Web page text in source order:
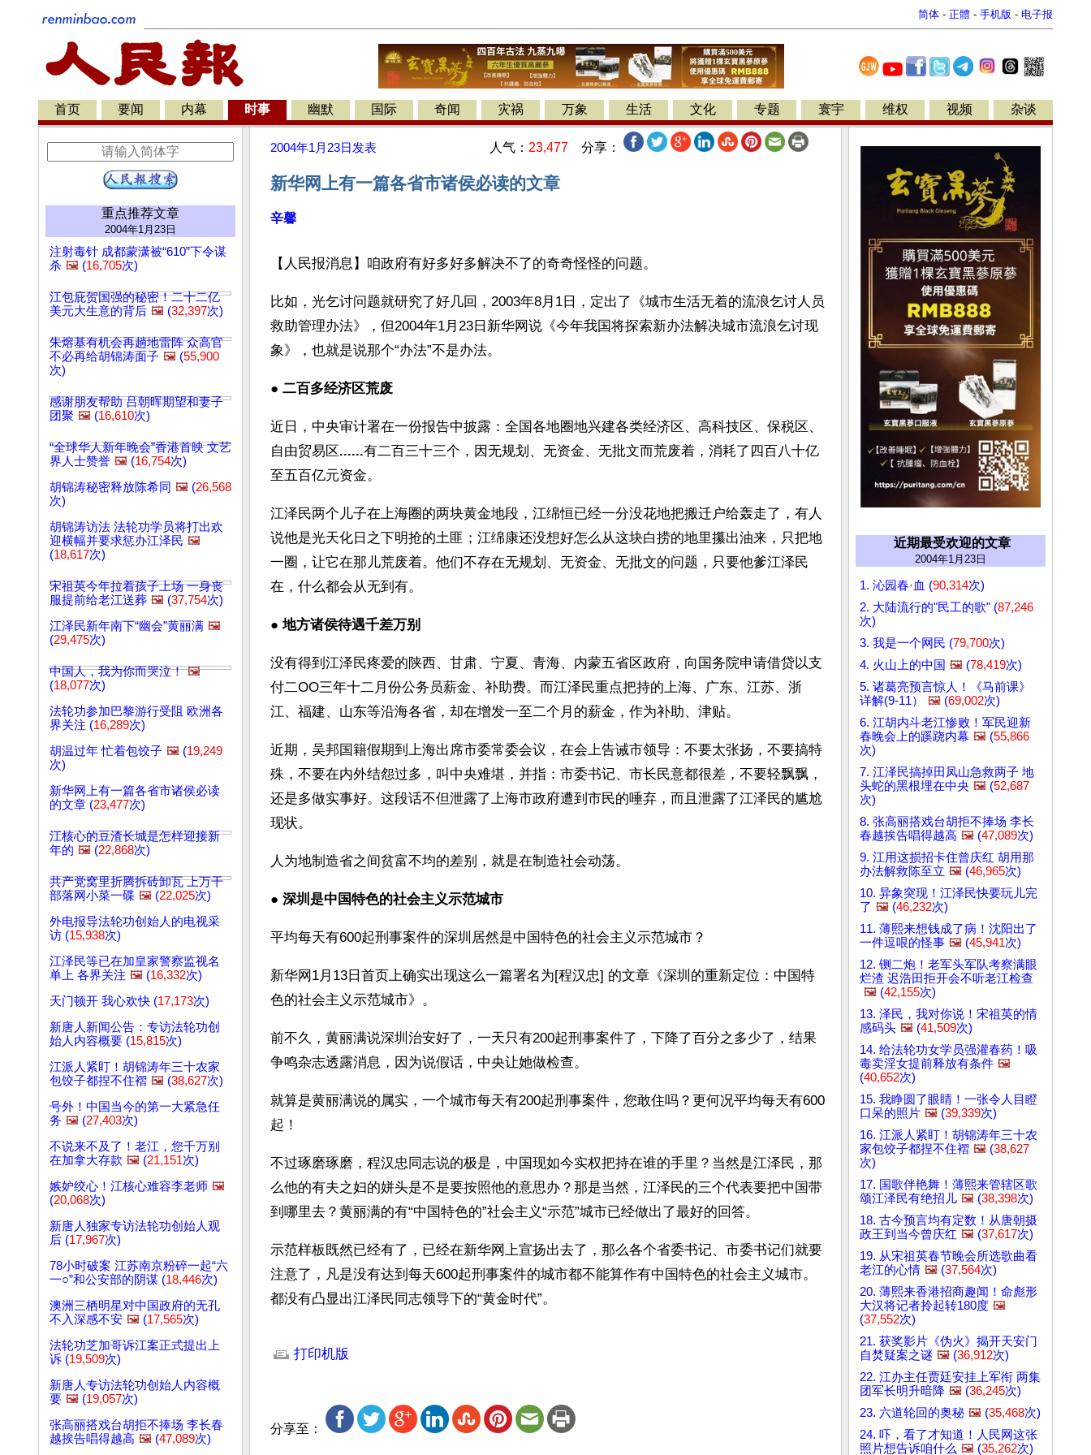
简体 - 正體 - 手机版 - 电子报
首页 要闻 内幕 时事 幽默 国际 奇闻 灾祸 万象 生活 文化 专题 寰宇 维权 视频 杂谈
重点推荐文章
2004年1月23日
注射毒针 成都蒙潇被“610”下令谋
杀 🖼️ (16,705次)
江包庇贺国强的秘密！二十二亿
美元大生意的背后 🖼️ (32,397次)
朱熔基有机会再趟地雷阵 众高官
不必再给胡锦涛面子 🖼️ (55,900
次)
感谢朋友帮助 吕朝晖期望和妻子
团聚 🖼️ (16,610次)
“全球华人新年晚会”香港首映 文艺
界人士赞誉 🖼️ (16,754次)
胡锦涛秘密释放陈希同 🖼️ (26,568
次)
胡锦涛访法 法轮功学员将打出欢
迎横幅并要求惩办江泽民 🖼️
(18,617次)
宋祖英今年拉着孩子上场 一身丧
服提前给老江送葬 🖼️ (37,754次)
江泽民新年南下“幽会”黄丽满 🖼️
(29,475次)
中国人，我为你而哭泣！ 🖼️
(18,077次)
法轮功参加巴黎游行受阻 欧洲各
界关注 (16,289次)
胡温过年 忙着包饺子 🖼️ (19,249
次)
新华网上有一篇各省市诸侯必读
的文章 (23,477次)
江核心的豆渣长城是怎样迎接新
年的 🖼️ (22,868次)
共产党窝里折腾拆砖卸瓦 上万干
部落网小菜一碟 🖼️ (22,025次)
外电报导法轮功创始人的电视采
访 (15,938次)
江泽民等已在加皇家警察监视名
单上 各界关注 🖼️ (16,332次)
天门顿开 我心欢快 (17,173次)
新唐人新闻公告：专访法轮功创
始人内容概要 (15,815次)
江派人紧盯！胡锦涛年三十农家
包饺子都捏不住褶 🖼️ (38,627次)
号外！中国当今的第一大紧急任
务 🖼️ (27,403次)
不说来不及了！老江，您千万别
在加拿大存款 🖼️ (21,151次)
嫉妒绞心！江核心难容李老师 🖼️
(20,068次)
新唐人独家专访法轮功创始人观
后 (17,967次)
78小时破案 江苏南京粉碎一起“六
一○”和公安部的阴谋 (18,446次)
澳洲三栖明星对中国政府的无孔
不入深感不安 🖼️ (17,565次)
法轮功芝加哥诉江案正式提出上
诉 (19,509次)
新唐人专访法轮功创始人内容概
要 🖼️ (19,057次)
张高丽搭戏台胡拒不捧场 李长春
越挨告唱得越高 🖼️ (47,089次)
2004年1月23日 发表 人气： 23,477 分享：
新华网上有一篇各省市诸侯必读的文章
辛馨
【人民报消息】咱政府有好多好多解决不了的奇奇怪怪的问题。
比如，光乞讨问题就研究了好几回，2003年8月1日，定出了《城市生活无着的流浪乞讨人员
救助管理办法》，但2004年1月23日新华网说《今年我国将探索新办法解决城市流浪乞讨现
象》，也就是说那个“办法”不是办法。
● 二百多经济区荒废
近日，中央审计署在一份报告中披露：全国各地圈地兴建各类经济区、高科技区、保税区、
自由贸易区......有二百三十三个，因无规划、无资金、无批文而荒废着，消耗了四百八十亿
至五百亿元资金。
江泽民两个儿子在上海圈的两块黄金地段，江绵恒已经一分没花地把搬迁户给轰走了，有人
说他是光天化日之下明抢的土匪；江绵康还没想好怎么从这块白捞的地里攥出油来，只把地
一圈，让它在那儿荒废着。他们不存在无规划、无资金、无批文的问题，只要他爹江泽民
在，什么都会从无到有。
● 地方诸侯待遇千差万别
没有得到江泽民疼爱的陕西、甘肃、宁夏、青海、内蒙五省区政府，向国务院申请借贷以支
付二OO三年十二月份公务员薪金、补助费。而江泽民重点把持的上海、广东、江苏、浙
江、福建、山东等沿海各省，却在增发一至二个月的薪金，作为补助、津贴。
近期，吴邦国籍假期到上海出席市委常委会议，在会上告诫市领导：不要太张扬，不要搞特
殊，不要在内外结怨过多，叫中央难堪，并指：市委书记、市长民意都很差，不要轻飘飘，
还是多做实事好。这段话不但泄露了上海市政府遭到市民的唾弃，而且泄露了江泽民的尴尬
现状。
人为地制造省之间贫富不均的差别，就是在制造社会动荡。
● 深圳是中国特色的社会主义示范城市
平均每天有600起刑事案件的深圳居然是中国特色的社会主义示范城市？
新华网1月13日首页上确实出现这么一篇署名为[程汉忠] 的文章《深圳的重新定位：中国特
色的社会主义示范城市》。
前不久，黄丽满说深圳治安好了，一天只有200起刑事案件了，下降了百分之多少了，结果
争鸣杂志透露消息，因为说假话，中央让她做检查。
就算是黄丽满说的属实，一个城市每天有200起刑事案件，您敢住吗？更何况平均每天有600
起！
不过琢磨琢磨，程汉忠同志说的极是，中国现如今实权把持在谁的手里？当然是江泽民，那
么他的有夫之妇的姘头是不是要按照他的意思办？那是当然，江泽民的三个代表要把中国带
到哪里去？黄丽满的有“中国特色的”社会主义“示范”城市已经做出了最好的回答。
示范样板既然已经有了，已经在新华网上宣扬出去了，那么各个省委书记、市委书记们就要
注意了，凡是没有达到每天600起刑事案件的城市都不能算作有中国特色的社会主义城市。
都没有凸显出江泽民同志领导下的“黄金时代”。
打印机版
分享至：
近期最受欢迎的文章
2004年1月23日
1. 沁园春·血 (90,314次)
2. 大陆流行的"民工的歌" (87,246
次)
3. 我是一个网民 (79,700次)
4. 火山上的中国 🖼️ (78,419次)
5. 诸葛亮预言惊人！《马前课》
详解(9-11）
🖼️ (69,002次)
6. 江胡内斗老江惨败！军民迎新
春晚会上的蹊跷内幕 🖼️ (55,866
次)
7. 江泽民搞掉田凤山急救两子 地
头蛇的黑根埋在中央 🖼️ (52,687
次)
8. 张高丽搭戏台胡拒不捧场 李长
春越挨告唱得越高 🖼️ (47,089次)
9. 江用这损招卡住曾庆红 胡用那
办法解救陈至立 🖼️ (46,965次)
10. 异象突现！江泽民快要玩儿完
了 🖼️ (46,232次)
11. 薄熙来想钱成了病！沈阳出了
一件逗哏的怪事 🖼️ (45,941次)
12. 铡二炮！老军头军队考察满眼
烂渣 迟浩田拒开会不听老江检查
🖼️ (42,155次)
13. 泽民，我对你说！宋祖英的情
感码头 🖼️ (41,509次)
14. 给法轮功女学员强灌春药！吸
毒卖淫女提前释放有条件 🖼️
(40,652次)
15. 我睁圆了眼睛！一张令人目瞪
口呆的照片 🖼️ (39,339次)
16. 江派人紧盯！胡锦涛年三十农
家包饺子都捏不住褶 🖼️ (38,627
次)
17. 国歌伴艳舞！薄熙来管辖区歌
颂江泽民有绝招儿 🖼️ (38,398次)
18. 古今预言均有定数！从唐朝摄
政王到当今曾庆红 🖼️ (37,617次)
19. 从宋祖英春节晚会所选歌曲看
老江的心情 🖼️ (37,564次)
20. 薄熙来香港招商趣闻！命彪形
大汉将记者拎起转180度 🖼️
(37,552次)
21. 获奖影片《伪火》揭开天安门
自焚疑案之谜 🖼️ (36,912次)
22. 江办主任贾廷安挂上军衔 两集
团军长明升暗降 🖼️ (36,245次)
23. 六道轮回的奥秘 🖼️ (35,468次)
24. 吓，看了才知道！人民网这张
照片想告诉咱什么 🖼️ (35,262次)